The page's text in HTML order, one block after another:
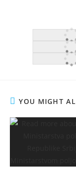
YOU MIGHT